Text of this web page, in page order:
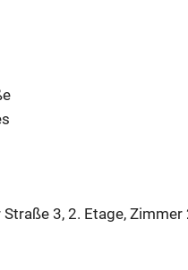
3, 2. Etage, Zimmer